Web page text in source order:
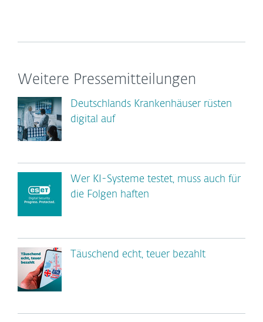
Weitere Pressemitteilungen
Deutschlands Krankenhäuser rüsten
digital auf
Wer KI-Systeme testet, muss auch für
die Folgen haften
Täuschend echt, teuer bezahlt